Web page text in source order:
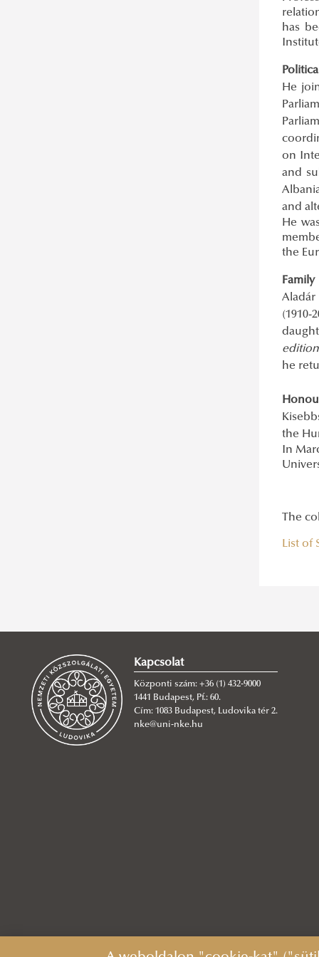
has
He
on
and
and
He
the
Family
(1910-
he
the
In
The
List of
Kapcsolat
Központi szám: +36 (1) 432-9000
1441 Budapest, Pf.: 60.
Cím: 1083 Budapest, Ludovika tér 2.
nke@uni-nke.hu